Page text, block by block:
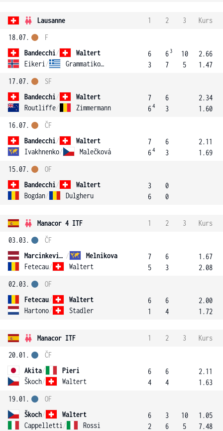
Lausanne 1 2 3
Kurs
18.07.
Bandecchi/
Waltert
Eikeri / Grammatikopoulou
F
6
3
6 3
7
10
5
2.66
1.47
17.07.
Bandecchi/
Waltert
Routliffe/ Zimmermann
SF
7
64
6
3
2.34
1.60
16.07.
Bandecchi/
Waltert
Ivakhnenko/ Malečková
ČF
7
64
6
3
2.11
1.69
15.07.
Bandecchi/
Waltert
Bogdan/ Dulgheru
OF
3
6
0
0
Manacor 4 ITF 1 2 3
Kurs
03.03.
Marcinkevica /
Melnikova
Fetecau/ Waltert
ČF
7
5
6
3
1.67
2.08
02.03.
Fetecau/
Waltert
Hartono/ Stadler
OF
6
1
6
4
2.00
1.72
Manacor ITF 1 2 3
Kurs
20.01.
Akita/
Pieri
Škoch/ Waltert
ČF
6
4
6
4
2.11
1.63
19.01.
Škoch/
Waltert
Cappelletti / Rossi
OF
6
2
3
6
10
5
1.05
7.48